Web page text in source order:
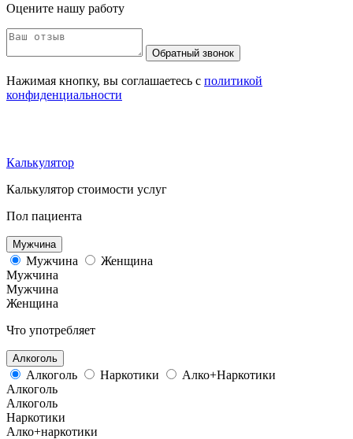
Оцените нашу работу
Обратный звонок
Нажимая кнопку, вы соглашаетесь с политикой
конфиденциальности
Калькулятор
Калькулятор стоимости услуг
Пол пациента
Мужчина
Мужчина
Женщина
Мужчина
Мужчина
Женщина
Что употребляет
Алкоголь
Алкоголь Наркотики
Алко+Наркотики
Алкоголь
Алкоголь
Наркотики
Алко+наркотики